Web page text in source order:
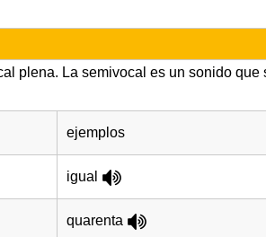
plena. La semivocal es un sonido que
ejemplos
igual
quarenta